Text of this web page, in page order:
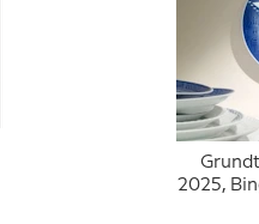
2025,